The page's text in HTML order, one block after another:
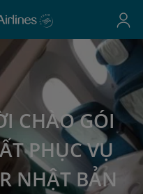
CHÀO GÓI
PHỤC VỤ
NHẬT BẢN